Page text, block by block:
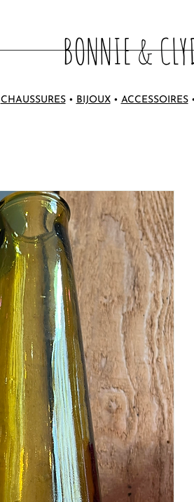
BONNIE &
CHAUSSURES • BIJOUX• ACCESSOIRES